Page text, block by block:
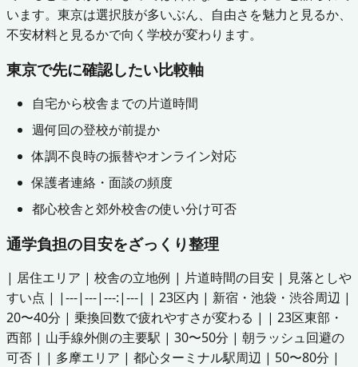
います。東京は選択肢が多いぶん、自由さを魅力と見るか、
不安材料と見るかで向く学校が変わります。
東京で先に確認したい比較軸
自宅から校舎までの片道時間
週何回の登校が前提か
体調不良時の振替やオンライン対応
保護者連絡・面談の頻度
都心校舎と郊外校舎の使い分け可否
通学負担の目安をざっくり整理
| 居住エリア | 校舎の立地例 | 片道時間の目安 | 見落としや
すい点 | |---|---|---:|---| | 23区内 | 新宿・池袋・渋谷周辺 |
20〜40分 | 乗換回数で疲れやすさが変わる | | 23区東部・
西部 | 山手線外側の主要駅 | 30〜50分 | 朝ラッシュ回避の
可否 | | 多摩エリア | 都心ターミナル駅周辺 | 50〜80分 |